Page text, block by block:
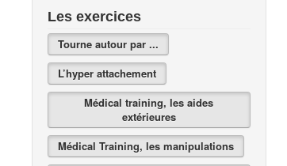
Les exercices
Tourne autour par ...
L’hyper attachement
Médical training, les aides
extérieures
Médical Training, les manipulations